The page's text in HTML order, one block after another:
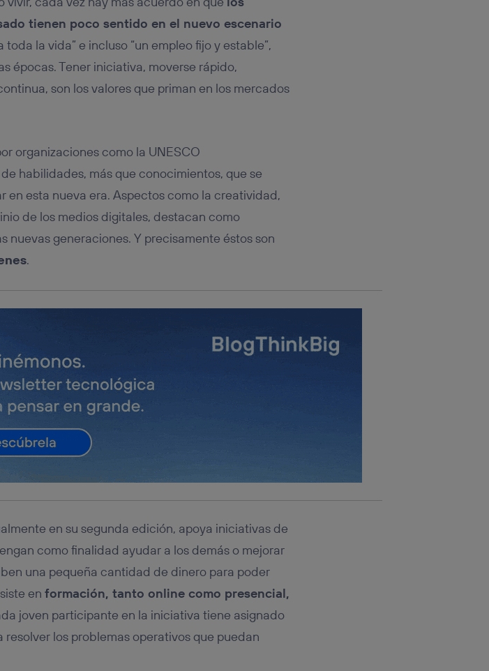
tienen poco sentido en el nuevo escenario
la vida” e incluso “un empleo fijo y estable”,
épocas. Tener iniciativa, moverse rápido,
son los valores que priman en los mercados
organizaciones como la UNESCO
habilidades, más que conocimientos, que se
esta nueva era. Aspectos como la creatividad,
de los medios digitales, destacan como
nuevas generaciones. Y precisamente éstos son
.
en su segunda edición, apoya iniciativas de
como finalidad ayudar a los demás o mejorar
una pequeña cantidad de dinero para poder
en formación, tanto online como presencial,
joven participante en la iniciativa tiene asignado
los problemas operativos que puedan
de la tecnología recibirá el mismo identificador.
(p. ej., Wi-Fi), el marketing o análisis se
de navegación de los miembros del hogar que
será más personalizado, ya que se basará
del móvil.
de privacidad de Utiq.